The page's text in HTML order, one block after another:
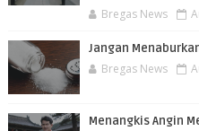
Bregas News
Jangan
Bregas News
Menangkis Angin